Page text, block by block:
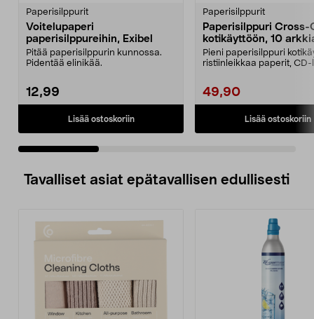
Paperisilppurit
Voitelupaperi
paperisilppureihin, Exibel
Pitää paperisilppurin kunnossa.
Pidentää elinikää.
12,99
Lisää ostoskoriin
Paperisilppurit
Paperisilppuri Cross-
kotikäyttöön, 10
Pieni paperisilppuri
ristiinleikkaa paperit, CD-
49,90
Lisää ostoskoriin
Tavalliset asiat epätavallisen edullisesti